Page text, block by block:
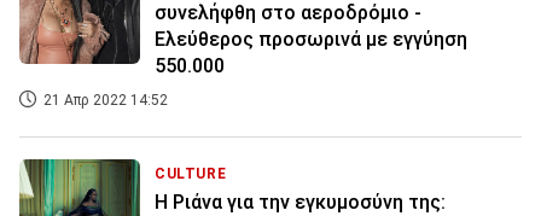
συνελήφθη στο αεροδρόμιο -
Ελεύθερος προσωρινά με εγγύηση
550.000
21 Απρ 2022 14:52
CULTURE
Η Ριάνα για την εγκυμοσύνη της: